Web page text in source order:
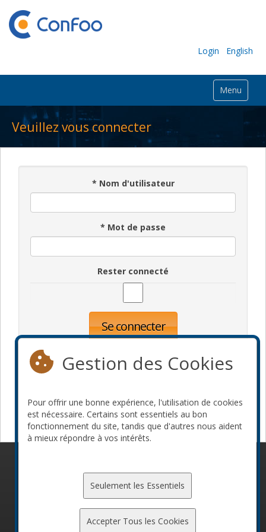
Login English
Menu
Veuillez vous connecter
* Nom d'utilisateur
* Mot de passe
Rester connecté
Se connecter
Devenir commanditaire
Gestion des Cookies
Pour offrir une bonne expérience, l'utilisation de cookies
est nécessaire. Certains sont essentiels au bon
fonctionnement du site, tandis que d'autres nous aident
à mieux répondre à vos intérêts.
Seulement les Essentiels
Accepter Tous les Cookies